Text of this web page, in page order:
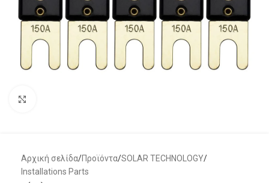
Αρχική σελίδα/Προϊόντα/SOLAR TECHNOLOGY/
Installations Parts